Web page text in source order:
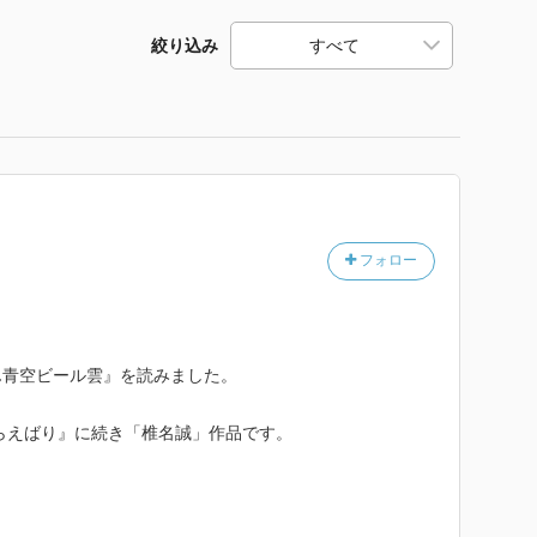
絞り込み
フォロー
空ビール雲』を読みました。
ばり』に続き「椎名誠」作品です。